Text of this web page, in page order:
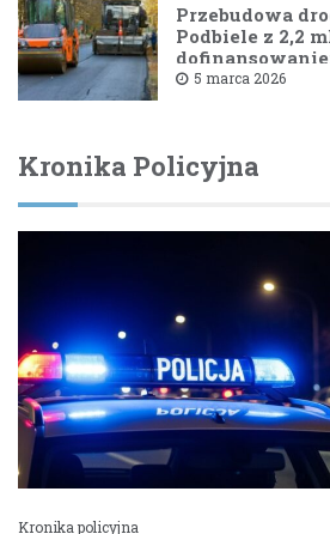
Przebudowa
Podbiele z 2,2
bielskiego
5 marca 2026
Kronika Policyjna
Kronika policyjna